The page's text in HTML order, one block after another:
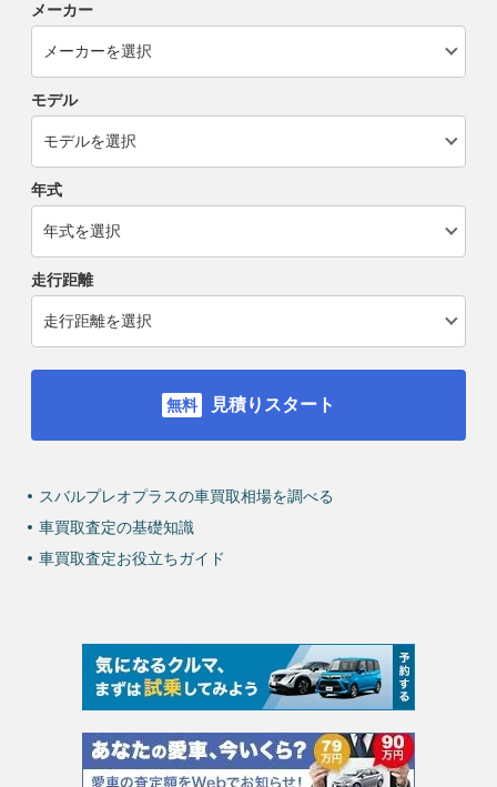
メーカー
モデル
年式
走行距離
見積りスタート
スバルプレオプラスの車買取相場を調べる
車買取査定の基礎知識
車買取査定お役立ちガイド